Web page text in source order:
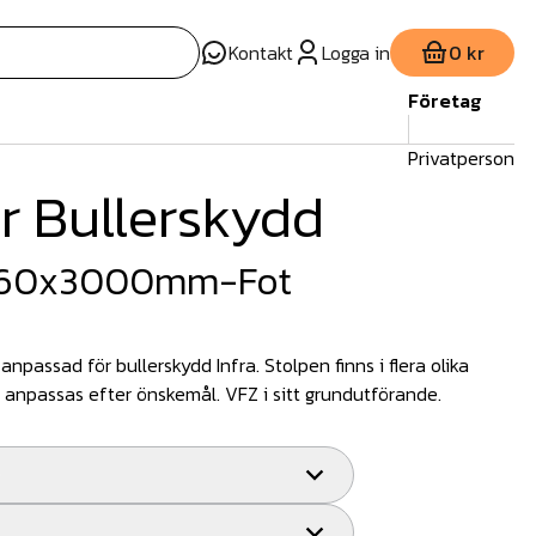
Kontakt Logga in 0 kr
Företag
Privatperson
Bullerskydd
Fot
för bullerskydd Infra. Stolpen finns i flera olika
efter önskemål. VFZ i sitt grundutförande.